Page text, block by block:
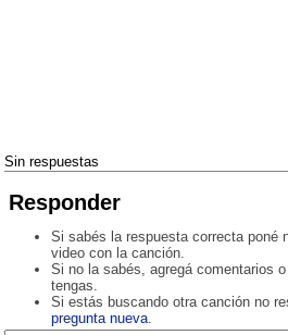
Sin respuestas
Responder
Si sabés la respuesta correcta poné
video con la canción.
Si no la sabés, agregá comentarios
tengas.
Si estás buscando otra canción no
pregunta nueva.